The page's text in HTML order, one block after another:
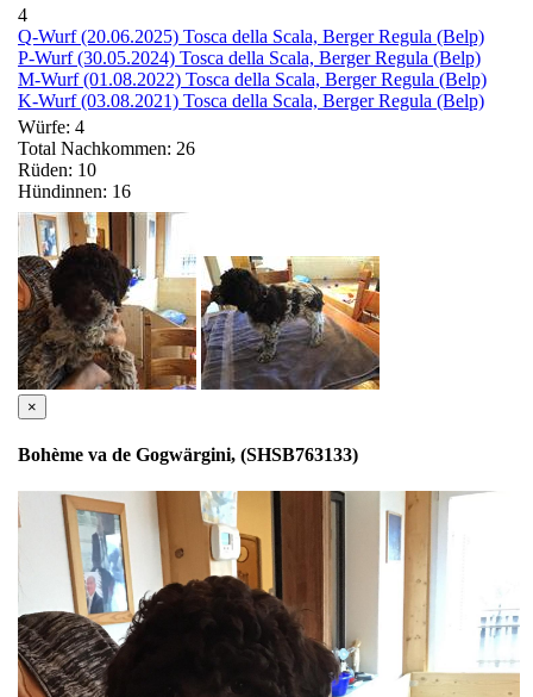
4
Q-Wurf (20.06.2025) Tosca della Scala, Berger Regula (Belp)
P-Wurf (30.05.2024) Tosca della Scala, Berger Regula (Belp)
M-Wurf (01.08.2022) Tosca della Scala, Berger Regula (Belp)
K-Wurf (03.08.2021) Tosca della Scala, Berger Regula (Belp)
Würfe: 4
Total Nachkommen: 26
Rüden: 10
Hündinnen: 16
×
Bohème va de Gogwärgini, (SHSB763133)